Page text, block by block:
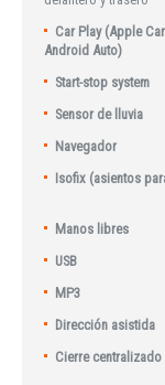
Car Play (Apple
Android Auto)
Start-stop system
Sensor de lluvia
Navegador
Isofix (asientos
Manos libres
USB
MP3
Dirección asistida
Cierre centralizado